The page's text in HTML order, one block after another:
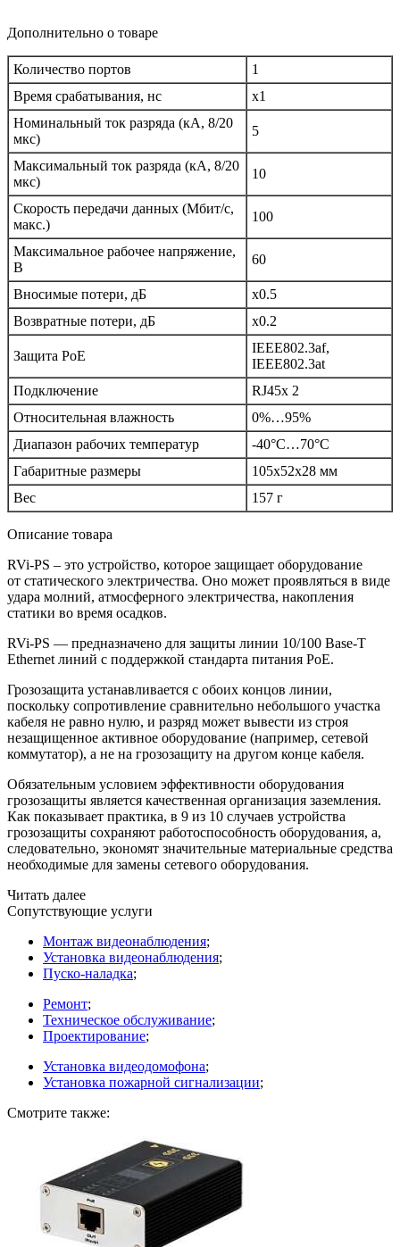
Дополнительно о товаре
Количество портов
1
Время срабатывания, нс
x1
Номинальный ток разряда (кА, 8/20
мкс)
5
Максимальный ток разряда (кА, 8/20
мкс)
10
Скорость передачи данных (Мбит/с,
макс.)
100
Максимальное рабочее напряжение,
В
60
Вносимые потери, дБ
x0.5
Возвратные потери, дБ
x0.2
Защита PoE
IEEE802.3af,
IEEE802.3at
Подключение
RJ45х 2
Относительная влажность
0%…95%
Диапазон рабочих температур
-40°С…70°С
Габаритные размеры
105х52х28 мм
Вес
157 г
Описание товара
RVi-PS – это устройство, которое защищает оборудование
от статического электричества. Оно может проявляться в виде
удара молний, атмосферного электричества, накопления
статики во время осадков.
RVi-PS — предназначено для защиты линии 10/100 Base-T
Ethernet линий с поддержкой стандарта питания PoE.
Грозозащита устанавливается с обоих концов линии,
поскольку сопротивление сравнительно небольшого участка
кабеля не равно нулю, и разряд может вывести из строя
незащищенное активное оборудование (например, сетевой
коммутатор), а не на грозозащиту на другом конце кабеля.
Обязательным условием эффективности оборудования
грозозащиты является качественная организация заземления.
Как показывает практика, в 9 из 10 случаев устройства
грозозащиты сохраняют работоспособность оборудования, а,
следовательно, экономят значительные материальные средства
необходимые для замены сетевого оборудования.
Читать далее
Сопутствующие услуги
Монтаж видеонаблюдения;
Установка видеонаблюдения;
Пуско-наладка;
Ремонт;
Техническое обслуживание;
Проектирование;
Установка видеодомофона;
Установка пожарной сигнализации;
Смотрите также: